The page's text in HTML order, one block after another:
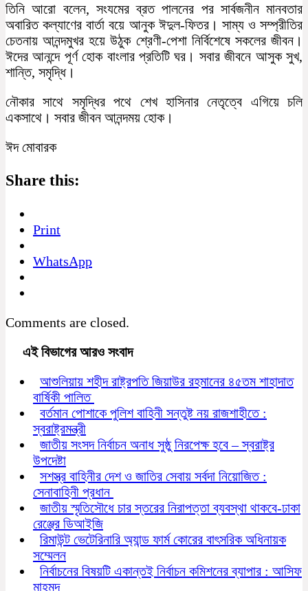
তিনি আরো বলেন, সংযমের ব্রত পালনের পর সার্বজনীন মানবতার
অবারিত কল্যাণের বার্তা বয়ে আনুক ঈদুল-ফিতর। সাম্য ও সম্প্রীতির
চেতনায় আনন্দমুখর হয়ে উঠুক শ্রেণী-পেশা নির্বিশেষে সকলের জীবন।
ঈদের আনন্দে পূর্ণ হোক বাংলার প্রতিটি ঘর। সবার জীবনে আসুক সুখ,
শান্তি, সমৃদ্ধি।
নৌকার সাথে সমৃদ্ধির পথে শেখ হাসিনার নেতৃত্বে এগিয়ে চলি
একসাথে। সবার জীবন আনন্দময় হোক।
ঈদ মোবারক
Share this:
Print
WhatsApp
Comments are closed.
এই বিভাগের আরও সংবাদ
আশুলিয়ায় শহীদ রাষ্ট্রপতি জিয়াউর রহমানের ৪৫তম শাহাদাত
বার্ষিকী পালিত
বর্তমান পোশাকে পুলিশ বাহিনী সন্তুষ্ট নয় রাজশাহীতে :
স্বরাষ্ট্রমন্ত্রী
জাতীয় সংসদ নির্বাচন অনাধ সুষ্ঠু নিরপেক্ষ হবে – স্বরাষ্ট্র
উপদেষ্টা
সশস্ত্র বাহিনীর দেশ ও জাতির সেবায় সর্বদা নিয়োজিত :
সেনাবাহিনী প্রধান
জাতীয় স্মৃতিসৌধে চার স্তরের নিরাপত্তা ব্যবস্থা থাকবে-ঢাকা
রেঞ্জের ডিআইজি
রিমাউন্ট ভেটেরিনারি অ্যান্ড ফার্ম কোরের বাৎসরিক অধিনায়ক
সম্মেলন
নির্বাচনের বিষয়টি একান্তই নির্বাচন কমিশনের ব্যাপার : আসিফ
মাহমুদ